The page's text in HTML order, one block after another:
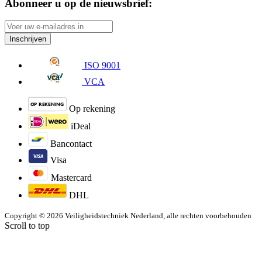
Abonneer u op de nieuwsbrief:
Inschrijven
ISO 9001
VCA
Op rekening
iDeal
Bancontact
Visa
Mastercard
DHL
Copyright © 2026 Veiligheidstechniek Nederland, alle rechten voorbehouden
Scroll to top